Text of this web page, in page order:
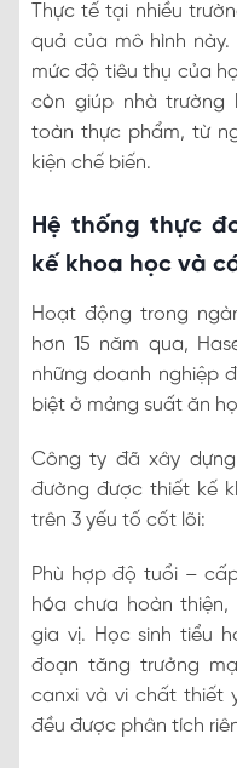
Thực tế tại nhiều
quả của mô hình
mức độ tiêu thụ của
còn giúp nhà trường
toàn thực phẩm, từ
kiện chế biến.
Hệ thống thực
kế khoa học và
Hoạt động trong
hơn 15 năm qua,
những doanh nghiệp
biệt ở mảng suất ăn
Công ty đã xây
đường được thiết kế
trên 3 yếu tố cốt lõi:
Phù hợp độ tuổi –
hóa chưa hoàn
gia vị. Học sinh tiểu
đoạn tăng trưởng
canxi và vi chất thiết
đều được phân tích